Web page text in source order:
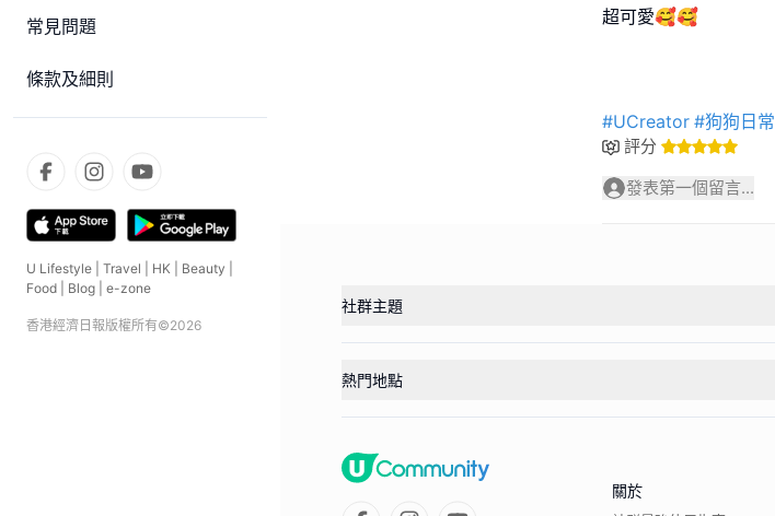
常見問題
條款及細則
U Lifestyle Travel HK Beauty
Food
Blog e-zone
香港經濟日報版權所有©2026
超可愛🥰🥰
#UCreator #狗狗日常
評分
發表第一個留言...
社群主題
熱門地點
關於